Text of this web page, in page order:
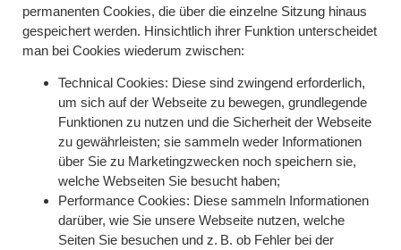
permanenten Cookies, die über die einzelne Sitzung hinaus
gespeichert werden. Hinsichtlich ihrer Funktion unterscheidet
man bei Cookies wiederum zwischen:
Technical Cookies: Diese sind zwingend erforderlich,
um sich auf der Webseite zu bewegen, grundlegende
Funktionen zu nutzen und die Sicherheit der Webseite
zu gewährleisten; sie sammeln weder Informationen
über Sie zu Marketingzwecken noch speichern sie,
welche Webseiten Sie besucht haben;
Performance Cookies: Diese sammeln Informationen
darüber, wie Sie unsere Webseite nutzen, welche
Seiten Sie besuchen und z. B. ob Fehler bei der